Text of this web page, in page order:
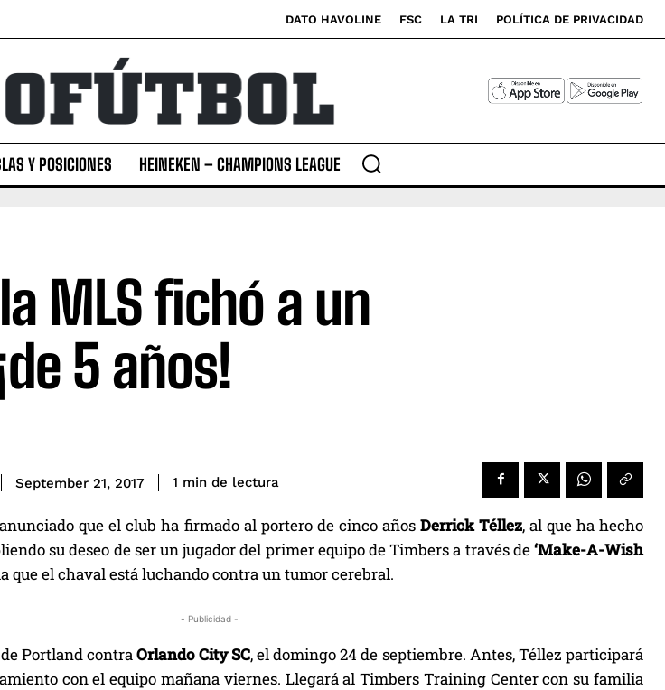
DATO HAVOLINE FSC LA TRI POLÍTICA DE PRIVACIDAD
Y POSICIONES HEINEKEN – CHAMPIONS LEAGUE
MLS fichó a un
5 años!
September 21, 2017 1 min de lectura
que el club ha firmado al portero de cinco añosDerrick Téllez, al que ha hecho
su deseo de ser un jugador del primer equipo de Timbers a través de‘Make-A-Wish
que el chaval está luchando contra un tumor cerebral.
- Publicidad -
de Portland contraOrlando City SC, el domingo 24 de septiembre. Antes, Téllez participará
con el equipo mañana viernes. Llegará al Timbers Training Center con su familia